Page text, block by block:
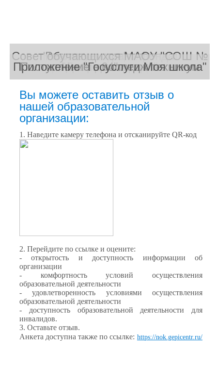
Навигатор профилактики
девиантного поведения
Реализуем грант фонда
"Добрососедство"
Наши достижения
Совет обучающихся МАОУ "СОШ №
64"
Поступление в колледж/техникум
Приложение "Госуслуги Моя школа"
Вы можете оставить отзыв о
нашей образовательной
организации:
1. Наведите камеру телефона и отсканируйте QR-код
2. Перейдите по ссылке и оцените:
- открытость и доступность информации об
организации
- комфортность условий осуществления
образовательной деятельности
- удовлетворенность условиями осуществления
образовательной деятельности
- доступность образовательной деятельности для
инвалидов.
3. Оставьте отзыв.
Анкета доступна также по ссылке: https://nok.gepicentr.ru/